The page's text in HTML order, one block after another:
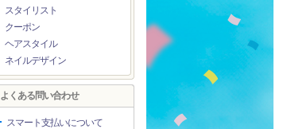
スタイリスト
クーポン
ヘアスタイル
ネイルデザイン
よくある問い合わせ
スマート支払いについて